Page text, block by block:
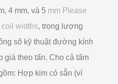
4 mm, và 5 mm Please
widths, trọng lượng
số kỹ thuật đường kính
giá theo tấn. Cho cả tấm
Hợp kim có sẵn (ví